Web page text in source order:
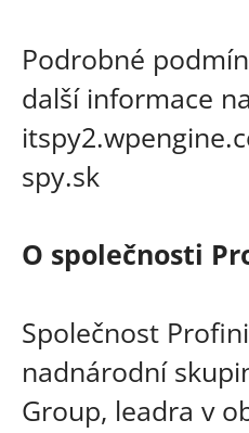
Podrobné
další informace
spy.sk
O společnosti
Společnost
nadnárodní
Group, leadra v